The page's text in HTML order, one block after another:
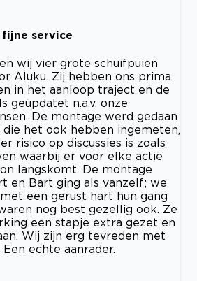
service
wij vier grote schuifpuien
Aluku. Zij hebben ons prima
in het aanloop traject en de
geüpdatet n.a.v. onze
De montage werd gedaan
die het ook hebben ingemeten,
risico op discussies is zoals
waarbij er voor elke actie
langskomt. De montage
en Bart ging als vanzelf; we
een gerust hart hun gang
nog best gezellig ook. Ze
een stapje extra gezet en
Wij zijn erg tevreden met
echte aanrader.